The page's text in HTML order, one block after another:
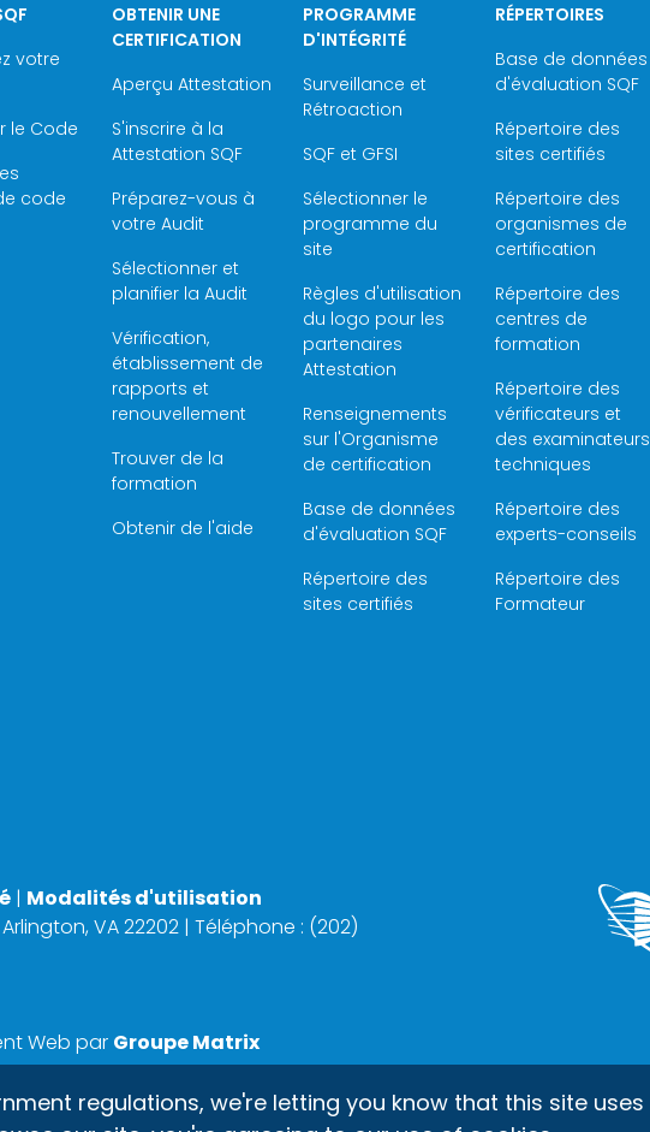
votre
le Code
code
OBTENIR UNE
CERTIFICATION
Aperçu Attestation
S'inscrire à la
Attestation SQF
Préparez-vous à
votre Audit
Sélectionner et
planifier la Audit
Vérification,
établissement de
rapports et
renouvellement
Trouver de la
formation
Obtenir de l'aide
PROGRAMME
D'INTÉGRITÉ
Surveillance et
Rétroaction
SQF et GFSI
Sélectionner le
programme du
site
Règles d'utilisation
du logo pour les
partenaires
Attestation
Renseignements
sur l'Organisme
de certification
Base de données
d'évaluation SQF
Répertoire des
sites certifiés
RÉPERTOIRES
Base de données
d'évaluation SQF
Répertoire des
sites certifiés
Répertoire des
organismes de
certification
Répertoire des
centres de
formation
Répertoire des
vérificateurs et
des examinateurs
techniques
Répertoire des
experts-conseils
Répertoire des
Formateur
| Modalités d'utilisation
Arlington, VA 22202 | Téléphone : (202)
Web par Groupe Matrix
regulations, we're letting you know that this site uses